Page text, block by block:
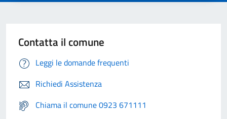
Contatta il comune
Leggi le domande frequenti
Richiedi Assistenza
Chiama il comune 0923 671111